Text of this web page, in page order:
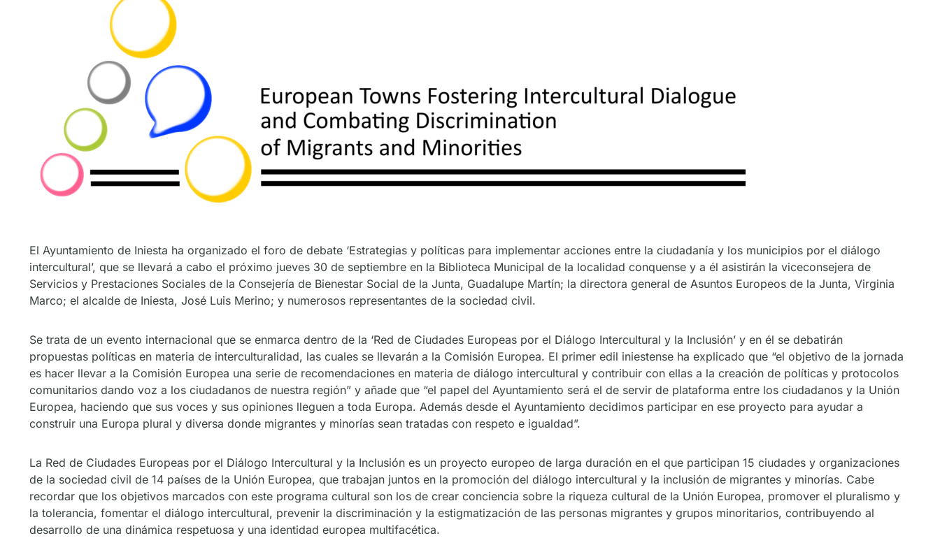
El Ayuntamiento de Iniesta ha organizado el foro de debate ‘Estrategias y políticas para implementar acciones entre la ciudadanía y los municipios por el diálogo
intercultural’, que se llevará a cabo el próximo jueves 30 de septiembre en la Biblioteca Municipal de la localidad conquense y a él asistirán la viceconsejera de
Servicios y Prestaciones Sociales de la Consejería de Bienestar Social de la Junta, Guadalupe Martín; la directora general de Asuntos Europeos de la Junta, Virginia
Marco; el alcalde de Iniesta, José Luis Merino; y numerosos representantes de la sociedad civil.
Se trata de un evento internacional que se enmarca dentro de la ‘Red de Ciudades Europeas por el Diálogo Intercultural y la Inclusión’ y en él se debatirán
propuestas políticas en materia de interculturalidad, las cuales se llevarán a la Comisión Europea. El primer edil iniestense ha explicado que “el objetivo de la jornada
es hacer llevar a la Comisión Europea una serie de recomendaciones en materia de diálogo intercultural y contribuir con ellas a la creación de políticas y protocolos
comunitarios dando voz a los ciudadanos de nuestra región” y añade que “el papel del Ayuntamiento será el de servir de plataforma entre los ciudadanos y la Unión
Europea, haciendo que sus voces y sus opiniones lleguen a toda Europa. Además desde el Ayuntamiento decidimos participar en ese proyecto para ayudar a
construir una Europa plural y diversa donde migrantes y minorías sean tratadas con respeto e igualdad”.
La Red de Ciudades Europeas por el Diálogo Intercultural y la Inclusión es un proyecto europeo de larga duración en el que participan 15 ciudades y organizaciones
de la sociedad civil de 14 países de la Unión Europea, que trabajan juntos en la promoción del diálogo intercultural y la inclusión de migrantes y minorías. Cabe
recordar que los objetivos marcados con este programa cultural son los de crear conciencia sobre la riqueza cultural de la Unión Europea, promover el pluralismo y
la tolerancia, fomentar el diálogo intercultural, prevenir la discriminación y la estigmatización de las personas migrantes y grupos minoritarios, contribuyendo al
desarrollo de una dinámica respetuosa y una identidad europea multifacética.